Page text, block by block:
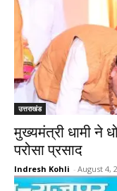
उत्तराखंड
मुख्यमंत्री धामी ने
परोसा प्रसाद
Indresh Kohli - August 4,